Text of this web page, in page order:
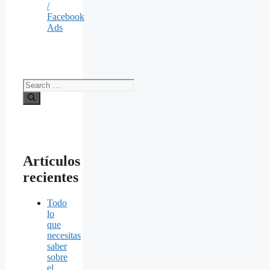
/
Facebook
Ads
Search
for:
Artículos
recientes
Todo
lo
que
necesitas
saber
sobre